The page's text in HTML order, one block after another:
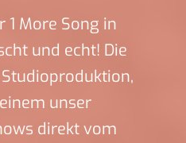
1 More Song in
und echt! Die
unser
direkt vom